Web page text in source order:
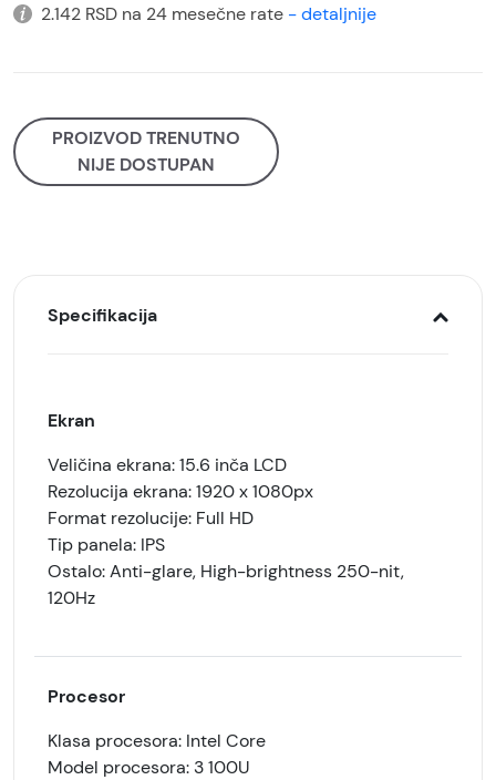
2.142 RSD na 24 mesečne rate - detaljnije
PROIZVOD TRENUTNO
NIJE DOSTUPAN
Specifikacija
Ekran
Veličina ekrana: 15.6 inča LCD
Rezolucija ekrana: 1920 x 1080px
Format rezolucije: Full HD
Tip panela: IPS
Ostalo: Anti-glare, High-brightness 250-nit,
120Hz
Procesor
Klasa procesora: Intel Core
Model procesora: 3 100U